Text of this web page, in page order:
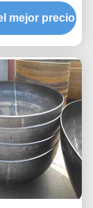
mejor precio